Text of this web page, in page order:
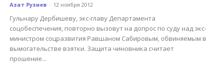
Азат Рузиев - 12 ноября 2012
Гульнару Дербишеву, экс-главу Департамента
соцобеспечения, повторно вызовут на допрос по суду над экс-
министром соцразвития Равшаном Сабировым, обвиняемым в
вымогательстве взятки. Защита чиновника считает
прошение...